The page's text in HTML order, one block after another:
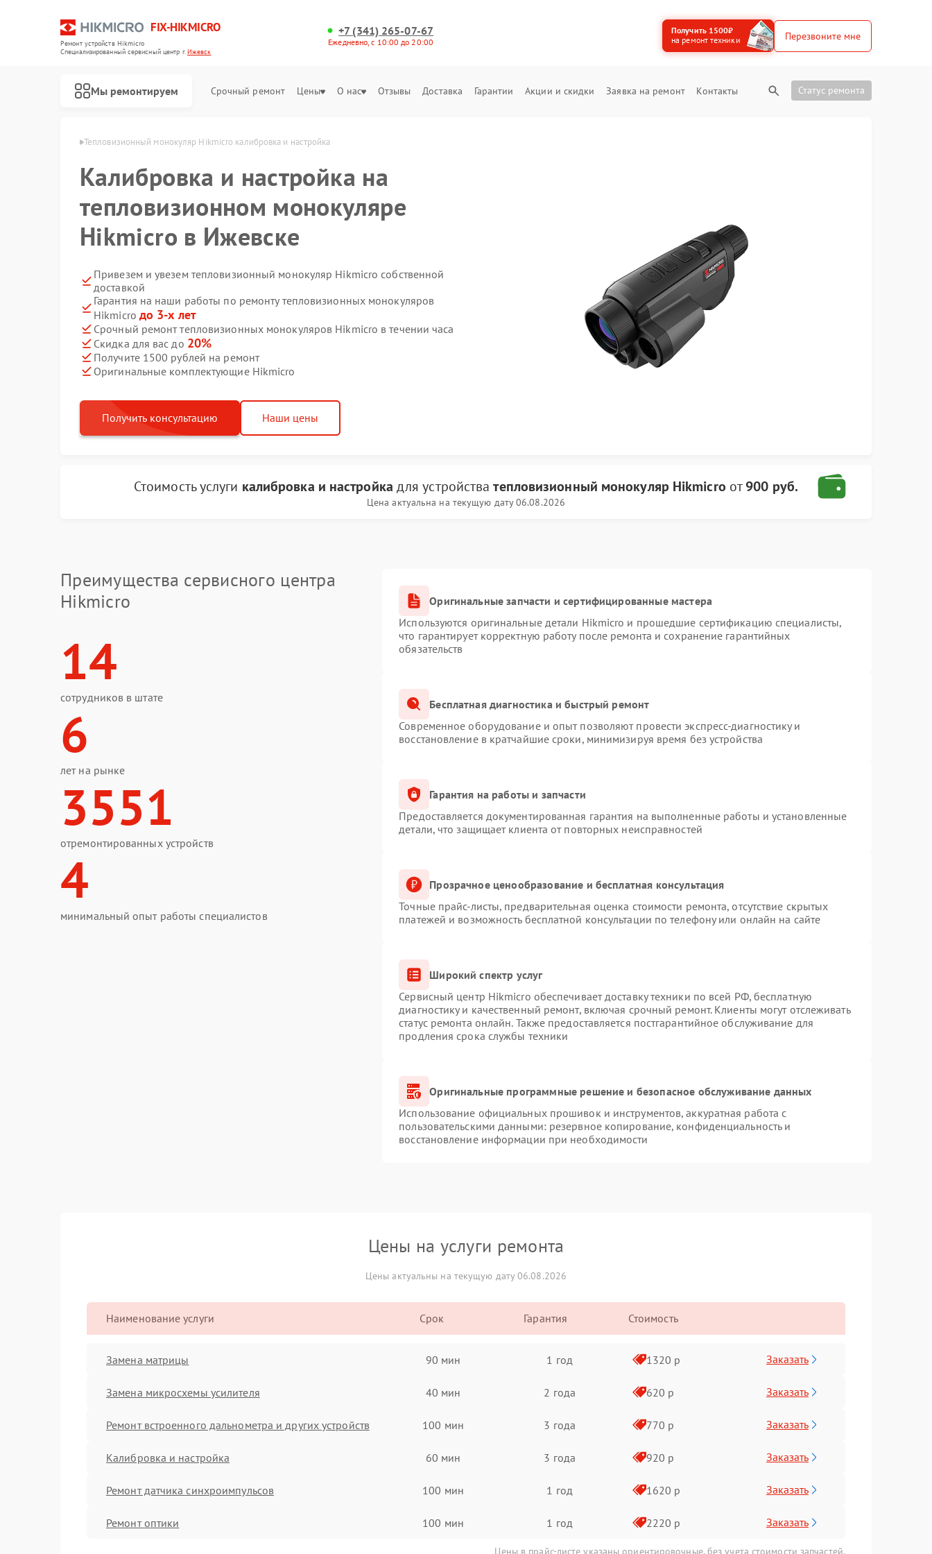
FIX-HIKMICRO
Ремонт устройств Hikmicro
Специализированный cервисный центр г.Ижевск
+7 (341) 265-07-67
Ежедневно, с 10:00 до 20:00
Получить 1500₽
на ремонт техники
Перезвоните мне
Мы ремонтируем Срочный ремонт Цены О нас Отзывы Доставка Гарантии Акции и скидки Заявка на ремонт Контакты Статус ремонта
Тепловизионный монокуляр Hikmicro калибровка и настройка
Калибровка и настройка на
тепловизионном монокуляре
Hikmicro в Ижевске
Привезем и увезем тепловизионный монокуляр Hikmicro собственной
доставкой
Гарантия на наши работы по ремонту тепловизионных монокуляров
Hikmicro до 3-х лет
Срочный ремонт тепловизионных монокуляров Hikmicro в течении часа
Скидка для вас до 20%
Получите 1500 рублей на ремонт
Оригинальные комплектующие Hikmicro
Получить консультацию Наши цены
Стоимость услуги калибровка и настройка для устройстватепловизионный монокуляр Hikmicro от900 руб.
Цена актуальна на текущую дату 06.08.2026
Преимущества сервисного центра
Hikmicro
14
сотрудников в штате
6
лет на рынке
3551
отремонтированных устройств
4
минимальный опыт работы специалистов
Оригинальные запчасти и сертифицированные мастера
Используются оригинальные детали Hikmicro и прошедшие сертификацию специалисты,
что гарантирует корректную работу после ремонта и сохранение гарантийных
обязательств
Бесплатная диагностика и быстрый ремонт
Современное оборудование и опыт позволяют провести экспресс-диагностику и
восстановление в кратчайшие сроки, минимизируя время без устройства
Гарантия на работы и запчасти
Предоставляется документированная гарантия на выполненные работы и установленные
детали, что защищает клиента от повторных неисправностей
Прозрачное ценообразование и бесплатная консультация
Точные прайс-листы, предварительная оценка стоимости ремонта, отсутствие скрытых
платежей и возможность бесплатной консультации по телефону или онлайн на сайте
Широкий спектр услуг
Сервисный центр Hikmicro обеспечивает доставку техники по всей РФ, бесплатную
диагностику и качественный ремонт, включая срочный ремонт. Клиенты могут отслеживать
статус ремонта онлайн. Также предоставляется постгарантийное обслуживание для
продления срока службы техники
Оригинальные программные решение и безопасное обслуживание данных
Использование официальных прошивок и инструментов, аккуратная работа с
пользовательскими данными: резервное копирование, конфиденциальность и
восстановление информации при необходимости
Цены на услуги ремонта
Цены актуальны на текущую дату 06.08.2026
Наименование услуги Срок Гарантия Стоимость
Замена матрицы 90 мин 1 год 1320 р Заказать
Замена микросхемы усилителя 40 мин 2 года 620 р Заказать
Ремонт встроенного дальнометра и других устройств 100 мин 3 года 770 р Заказать
Калибровка и настройка 60 мин 3 года 920 р Заказать
Ремонт датчика синхроимпульсов 100 мин 1 год 1620 р Заказать
Ремонт оптики 100 мин 1 год 2220 р Заказать
Цены в прайс-листе указаны ориентировочные, без учета стоимости запчастей.